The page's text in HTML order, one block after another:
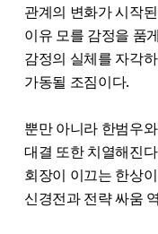
관계의 변화가 시작
이유 모를 감정을 품
감정의 실체를 자각
가동될 조짐이다.
뿐만 아니라 한범우
대결 또한 치열해진
회장이 이끄는 한상
신경전과 전략 싸움